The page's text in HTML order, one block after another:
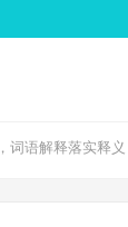
词语解释落实释义